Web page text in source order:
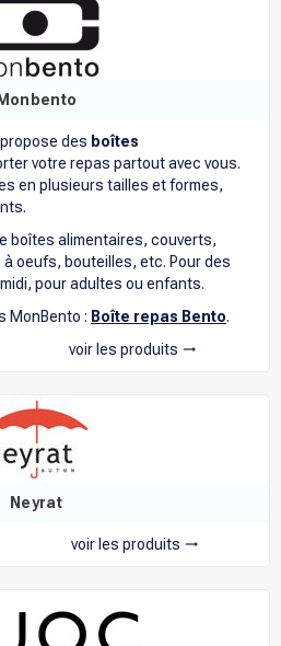
Monbento
des boîtes
votre repas partout avec vous.
en plusieurs tailles et formes,
boîtes alimentaires, couverts,
oeufs, bouteilles, etc. Pour des
pour adultes ou enfants.
MonBento : Boîte repas Bento.
voir les produits trending_flat
Neyrat
voir les produits trending_flat